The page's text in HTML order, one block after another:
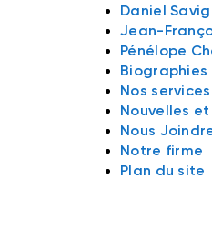
Daniel
Jean-
Pénélope
Biographies
Nos
Nouvelles
Nous
Notre firme
Plan du site